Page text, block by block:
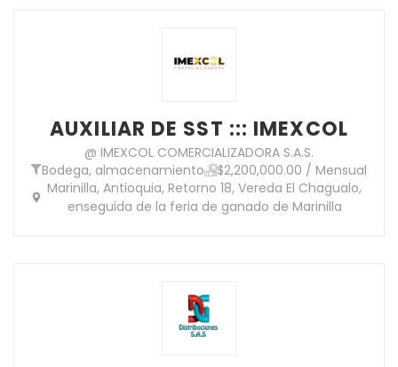
AUXILIAR DE SST ::: IMEXCOL
@ IMEXCOL COMERCIALIZADORA S.A.S.
Bodega, almacenamiento
$2,200,000.00 / Mensual
Marinilla, Antioquia, Retorno 18, Vereda El Chagualo,
enseguida de la feria de ganado de Marinilla